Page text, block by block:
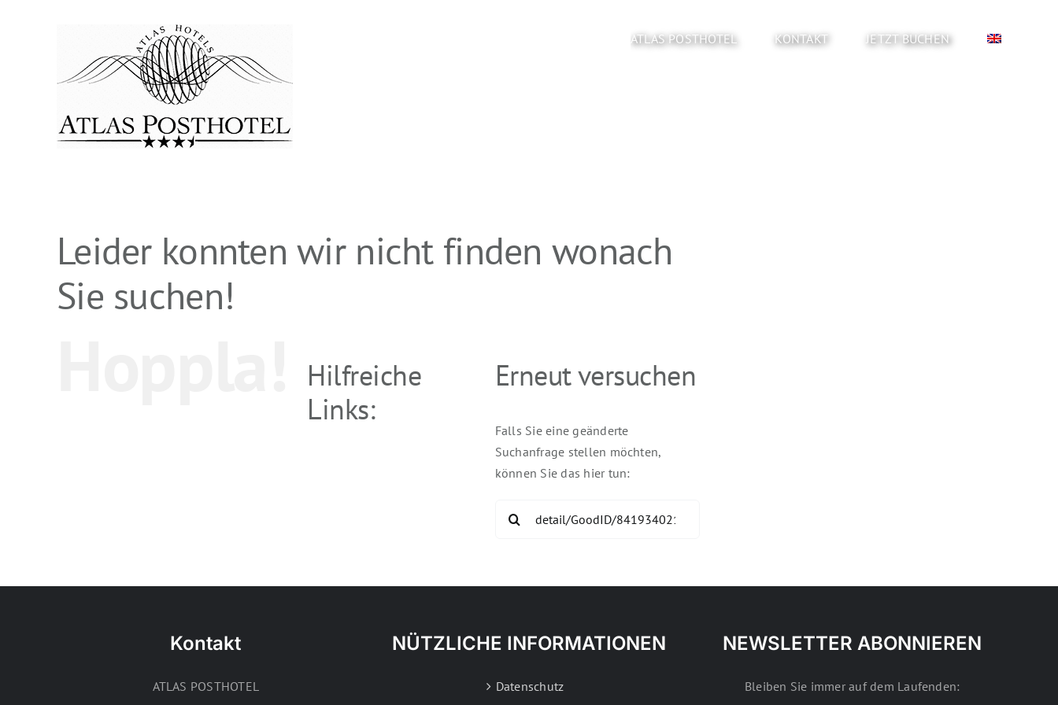
ATLAS POSTHOTEL KONTAKT JETZT BUCHEN
Leider konnten wir nicht finden wonach
Sie suchen!
Hilfreiche
Links:
Erneut versuchen
Falls Sie eine geänderte
Suchanfrage stellen möchten,
können Sie das hier tun:
Kontakt
ATLAS POSTHOTEL
NÜTZLICHE INFORMATIONEN
Datenschutz
NEWSLETTER ABONNIEREN
Bleiben Sie immer auf dem Laufenden: